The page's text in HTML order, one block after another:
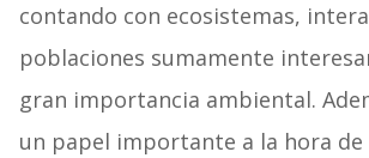
contando con ecosistemas,
poblaciones sumamente
gran importancia ambiental.
un papel importante a la hora